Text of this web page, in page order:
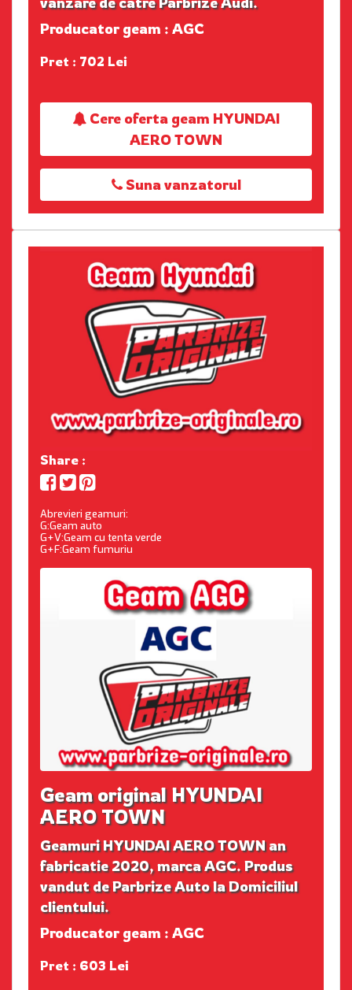
Producator geam : AGC
Pret : 702 Lei
Cere oferta geam HYUNDAI
AERO TOWN
Suna vanzatorul
Share :
Abrevieri geamuri:
G:Geam auto
G+V:Geam cu tenta verde
G+F:Geam fumuriu
Geam original HYUNDAI
AERO TOWN
Geamuri HYUNDAI AERO TOWN an
fabricatie 2020, marca AGC. Produs
vandut de Parbrize Auto la Domiciliul
clientului.
Producator geam : AGC
Pret : 603 Lei